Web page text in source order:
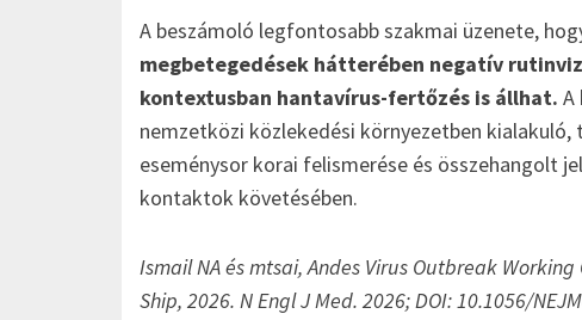
A beszámoló legfontosabb szakmai üzenete,
megbetegedések hátterében negatív
kontextusban hantavírus-fertőzés is állhat. A
nemzetközi közlekedési környezetben
eseménysor korai felismerése és összehangolt
kontaktok követésében.
Ismail NA és mtsai, Andes Virus Outbreak
Ship, 2026. N Engl J Med. 2026; DOI: 10.1056/